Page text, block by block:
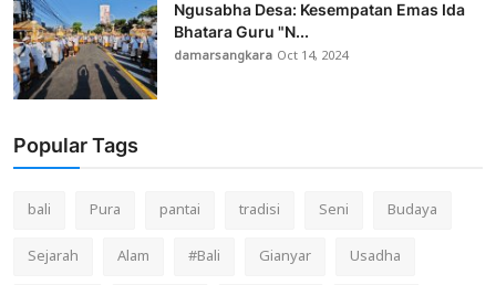
Ngusabha Desa: Kesempatan Emas Ida
Bhatara Guru "N...
damarsangkara Oct 14, 2024
Popular Tags
bali Pura pantai tradisi Seni
Budaya
Sejarah
Alam #Bali Gianyar
Usadha